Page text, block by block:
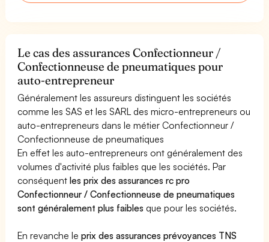
Le cas des assurances Confectionneur /
Confectionneuse de pneumatiques pour
auto-entrepreneur
Généralement les assureurs distinguent les sociétés
comme les SAS et les SARL des micro-entrepreneurs ou
auto-entrepreneurs dans le métier Confectionneur /
Confectionneuse de pneumatiques
En effet les auto-entrepreneurs ont généralement des
volumes d'activité plus faibles que les sociétés. Par
conséquentles prix des assurances rc pro
Confectionneur / Confectionneuse de pneumatiques
sont généralement plus faibles que pour les sociétés.
En revanche leprix des assurances prévoyances TNS